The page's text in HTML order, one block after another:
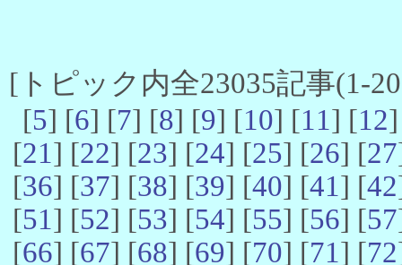
[トピック内全23035記事(1-
[5] [6] [7] [8] [9] [10] [11] [12
[21] [22] [23] [24] [25] [26] [27
[36] [37] [38] [39] [40] [41] [42
[51] [52] [53] [54] [55] [56] [57
[66] [67] [68] [69] [70] [71] [72